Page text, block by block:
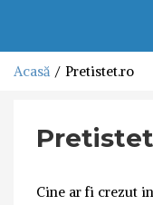
Acasă Pretistet.ro
Cine ar fi crezut